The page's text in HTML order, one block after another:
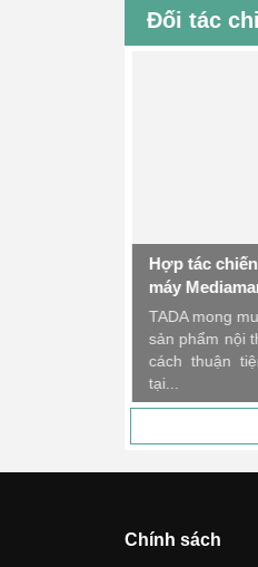
Đối tác
Hợp tác
máy
TADA mong
sản phẩm nội
cách thuận
tại...
Chính sách